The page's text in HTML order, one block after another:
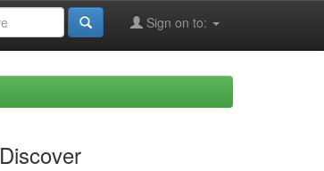
Sign on to:
Discover